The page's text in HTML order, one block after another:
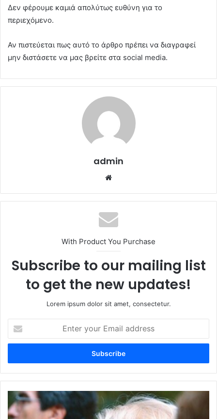
Δεν φέρουμε καμιά απολύτως ευθύνη για το
περιεχόμενο.
Αν πιστεύεται πως αυτό το άρθρο πρέπει να διαγραφεί
μην διστάσετε να μας βρείτε στα social media.
admin
With Product You Purchase
Subscribe to our mailing list
to get the new updates!
Lorem ipsum dolor sit amet, consectetur.
your
Email